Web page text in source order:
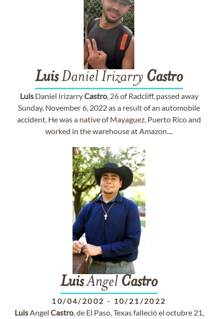
LuisDaniel Irizarry Castro
LuisDaniel IrizarryCastro, 26 of Radcliff, passed away
Sunday, November 6, 2022 as a result of an automobile
accident. He was a native of Mayaguez, Puerto Rico and
worked in the warehouse at Amazon....
LuisAngel Castro
10/04/2002 - 10/21/2022
LuisAngel Castro, de El Paso, Texas falleció el octubre 21,